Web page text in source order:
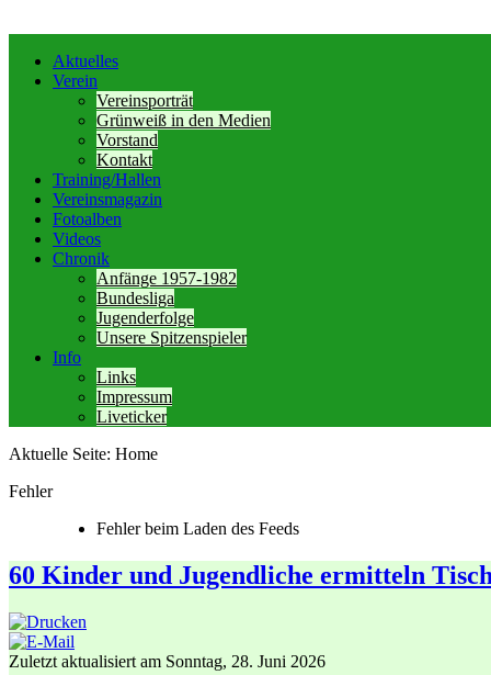
Aktuelles
Verein
Vereinsporträt
Grünweiß in den Medien
Vorstand
Kontakt
Training/Hallen
Vereinsmagazin
Fotoalben
Videos
Chronik
Anfänge 1957-1982
Bundesliga
Jugenderfolge
Unsere Spitzenspieler
Info
Links
Impressum
Liveticker
Aktuelle Seite: Home
Fehler
Fehler beim Laden des Feeds
60 Kinder und Jugendliche ermitteln
Zuletzt aktualisiert am Sonntag, 28. Juni 2026